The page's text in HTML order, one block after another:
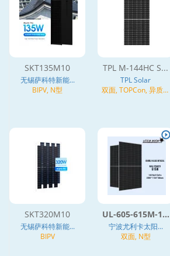
SKT135M10
无锡萨科特新能...
BIPV, N型
TPL M-144HC S...
TPL Solar
双面, TOPCon, 异质结
SKT320M10
无锡萨科特新能...
BIPV
UL-605-615M-1...
宁波尤利卡太阳...
双面, N型